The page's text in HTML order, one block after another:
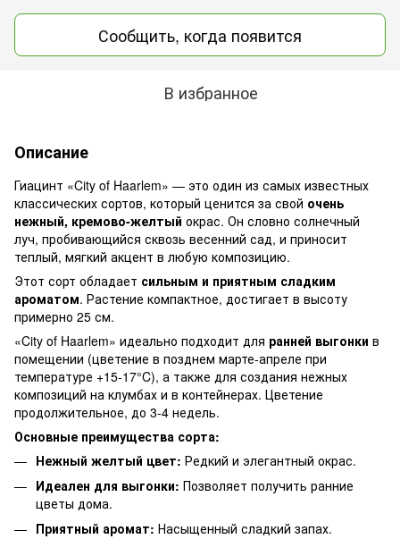
Сообщить, когда появится
В избранное
Описание
Гиацинт «City of Haarlem» — это один из самых известных
классических сортов, который ценится за свой очень
нежный, кремово-желтый окрас. Он словно солнечный
луч, пробивающийся сквозь весенний сад, и приносит
теплый, мягкий акцент в любую композицию.
Этот сорт обладает сильным и приятным сладким
ароматом. Растение компактное, достигает в высоту
примерно 25 см.
«City of Haarlem» идеально подходит для ранней выгонки в
помещении (цветение в позднем марте-апреле при
температуре +15-17°C), а также для создания нежных
композиций на клумбах и в контейнерах. Цветение
продолжительное, до 3-4 недель.
Основные преимущества сорта:
Нежный желтый цвет: Редкий и элегантный окрас.
Идеален для выгонки: Позволяет получить ранние
цветы дома.
Приятный аромат: Насыщенный сладкий запах.